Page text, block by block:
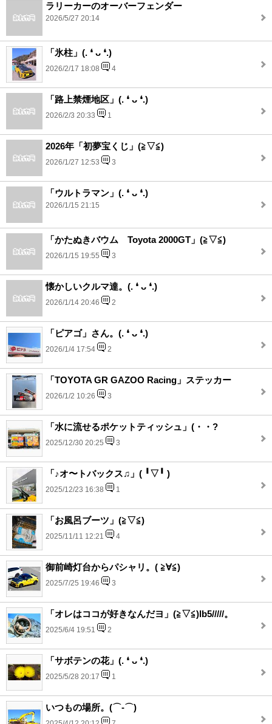
ラリーカーのオーバーフェンダー
2026/5/27 20:14
「氷柱」(⁠.⁠ ⁠❛⁠ ⁠ᴗ⁠ ⁠❛⁠.⁠)
2026/2/17 18:08 4
「路上禁煙地区」(⁠.⁠ ⁠❛⁠ ⁠ᴗ⁠ ⁠❛⁠.⁠)
2026/2/3 20:33 1
2026年「初夢宝くじ」(⁠≧⁠▽⁠≦⁠)
2026/1/27 12:53 3
「ウルトラマン」(⁠.⁠ ⁠❛⁠ ⁠ᴗ⁠ ⁠❛⁠.⁠)
2026/1/15 21:15
「かたぬきバウム Toyota 2000GT」(⁠≧⁠▽⁠≦⁠)
2026/1/15 19:55 3
懐かしいクルマ達。(⁠.⁠ ⁠❛⁠ ⁠ᴗ⁠ ⁠❛⁠.⁠)
2026/1/14 20:46 2
「ピアゴ」さん。(⁠.⁠ ⁠❛⁠ ⁠ᴗ⁠ ⁠❛⁠.⁠)
2026/1/4 17:54 2
「TOYOTA GR GAZOO Racing」ステッカー
2026/1/2 10:26 3
「水に流せるポケットティッシュ」(・・?
2025/12/30 20:25 3
「♪オ〜トバックス♫」(⁠ ⁠╹⁠▽⁠╹⁠ ⁠)
2025/12/23 16:38 1
「お風呂ブーツ」(⁠≧⁠▽⁠≦⁠)
2025/11/11 12:21 4
御前崎灯台からパシャリ。( ≧∀≦)
2025/7/25 19:46 3
「オレはココが好きなんだヨ」(⁠≧⁠▽⁠≦⁠)lb5/////。
2025/6/4 19:51 2
「サボテンの花」(⁠.⁠ ⁠❛⁠ ⁠ᴗ⁠ ⁠❛⁠.⁠)
2025/5/28 20:17 1
いつもの場所。(⌒‐⌒)